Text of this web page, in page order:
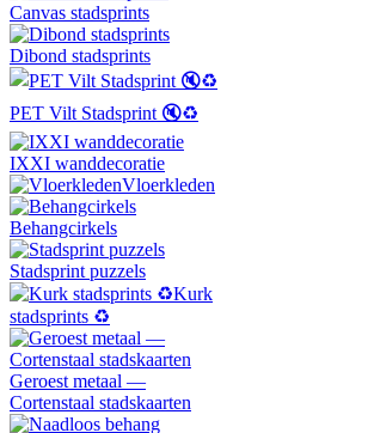
Canvas stadsprints
Dibond stadsprints
PET Vilt Stadsprint 🔇♻️
IXXI wanddecoratie
Vloerkleden
Behangcirkels
Stadsprint puzzels
Kurk
stadsprints ♻️
Geroest metaal —
Cortenstaal stadskaarten